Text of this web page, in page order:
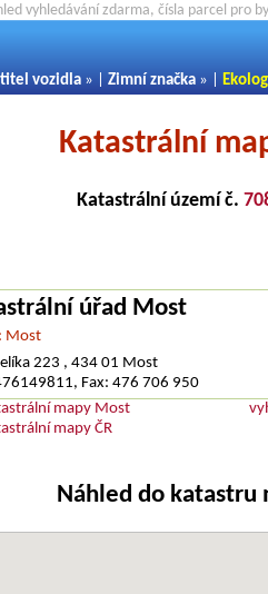
vyhledávání zdarma, čísla parcel pro
vozidla » | Zimní značka » |
Katastrální
Katastrální území č.
úřad Most
Most
223 , 434 01 Most
Fax: 476 706 950
mapy Most
mapy ČR
Náhled do katastru